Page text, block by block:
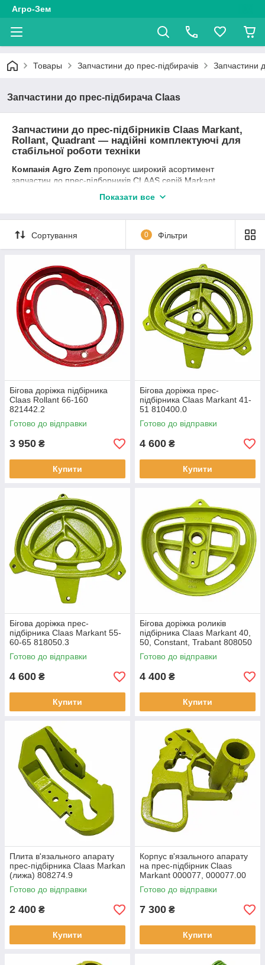
Агро-Зем
Товары Запчастини до прес-підбирачів Запчастини
Запчастини до прес-підбирача Claas
Запчастини до прес-підбірників Claas Markant,
Rollant, Quadrant — надійні комплектуючі для
стабільної роботи техніки
Компанія Agro Zem пропонує широкий асортимент
запчастин до прес-підборників CLAAS серій Markant,
деталі для моделей Markant 40, Markant 41, Markant 50,
Rollant і Quadrant. Техніка
CLAASдавно зарекомендувала
себе завдяки високій продуктивності, надійності та якості
Показати все
Сортування 0 Фільтри
Бігова доріжка підбірника
Claas Rollant 66-160
821442.2
Готово до відправки
3 950 ₴
Купити
Бігова доріжка прес-
підбірника Claas Markant 41-
51 810400.0
Готово до відправки
4 600 ₴
Купити
Бігова доріжка прес-
підбірника Claas Markant 55-
60-65 818050.3
Готово до відправки
4 600 ₴
Купити
Бігова доріжка роликів
підбірника Claas Markant 40,
50, Constant, Trabant 808050
Готово до відправки
4 400 ₴
Купити
Плита в'язального апарату
прес-підбірника Claas Markan
(лижа) 808274.9
Готово до відправки
2 400 ₴
Купити
Корпус в'язального апарату
на прес-підбірник Claas
Markant 000077, 000077.00
Готово до відправки
7 300 ₴
Купити